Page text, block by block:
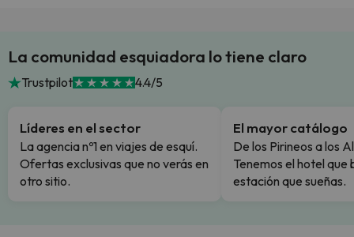
La comunidad esquiadora lo tiene claro
Trustpilot 4.4/5
Líderes en el sector
La agencia nº1 en viajes de esquí.
Ofertas exclusivas que no verás en
otro sitio.
El mayor catálogo
De los Pirineos a los
Tenemos el hotel que
estación que sueñas.